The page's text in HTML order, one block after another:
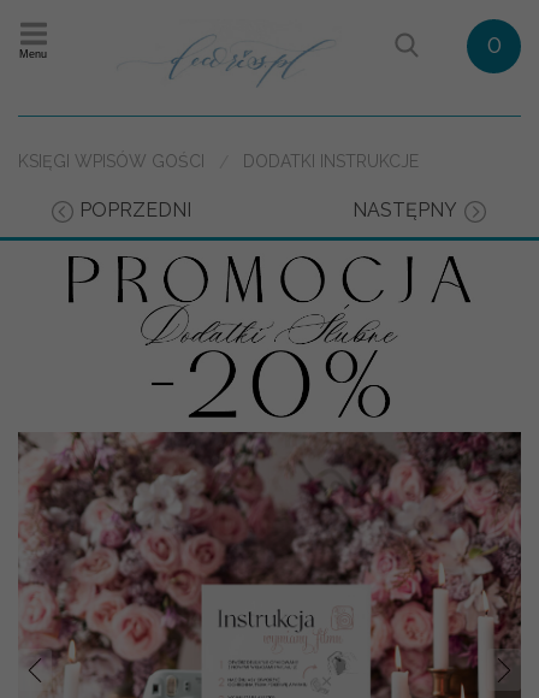
Menu 0
KSIĘGI WPISÓW GOŚCI DODATKI INSTRUKCJE
POPRZEDNI NASTĘPNY
Prev